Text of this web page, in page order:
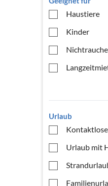
Haustiere
Kinder
Urlaub
Urlaub mit